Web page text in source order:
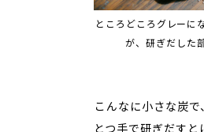
ところどころグレーに
が、研ぎだした
――こんなに小さな炭
とつ手で研ぎだすと